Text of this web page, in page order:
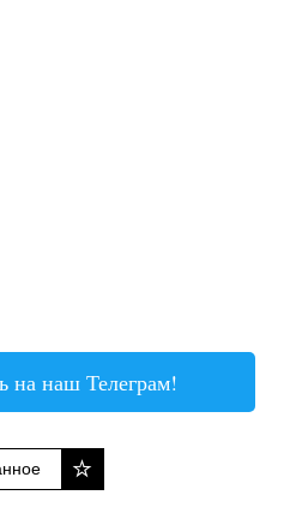
на наш Телеграм!